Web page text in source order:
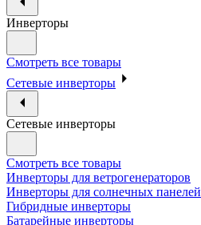
Инверторы
Смотреть все товары
Сетевые инверторы
Сетевые инверторы
Смотреть все товары
Инверторы для ветрогенераторов
Инверторы для солнечных панелей
Гибридные инверторы
Батарейные инверторы